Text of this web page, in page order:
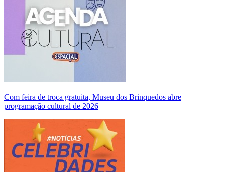
Com feira de troca gratuita, Museu dos Brinquedos abre
programação cultural de 2026